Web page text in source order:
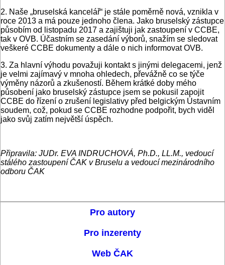
2. Naše „bruselská kancelář“ je stále poměrně nová, vznikla v
roce 2013 a má pouze jednoho člena. Jako bruselský zástupce
působím od listopadu 2017 a zajištuji jak zastoupení v CCBE,
tak v OVB. Účastním se zasedání výborů, snažím se sledovat
veškeré CCBE dokumenty a dále o nich informovat OVB.
3. Za hlavní výhodu považuji kontakt s jinými delegacemi, jenž
je velmi zajímavý v mnoha ohledech, převážně co se týče
výměny názorů a zkušeností. Během krátké doby mého
působení jako bruselský zástupce jsem se pokusil zapojit
CCBE do řízení o zrušení legislativy před belgickým Ústavním
soudem, což, pokud se CCBE rozhodne podpořit, bych viděl
jako svůj zatím největší úspěch.
Připravila: JUDr. EVA INDRUCHOVÁ, Ph.D., LL.M., vedoucí
stálého zastoupení ČAK v Bruselu a vedoucí mezinárodního
odboru ČAK
Pro autory
Pro inzerenty
Web ČAK